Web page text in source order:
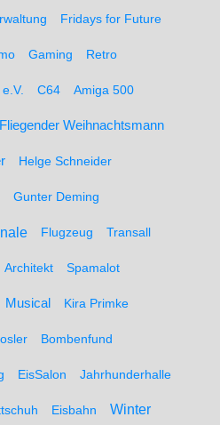
Fridays for Future
Gaming Retro
C64 Amiga 500
Fliegender Weihnachtsmann
Helge Schneider
Gunter Deming
Flugzeug Transall
Architekt Spamalot
Musical Kira Primke
Bombenfund
EisSalon Jahrhunderhalle
Eisbahn Winter